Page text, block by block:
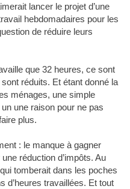
lancer le projet d’une
hebdomadaires pour les
de réduire leurs
que 32 heures, ce sont
réduits. Et étant donné la
ménages, une simple
une raison pour ne pas
plus.
: le manque à gagner
réduction d’impôts. Au
tomberait dans les poches
d’heures travaillées. Et tout